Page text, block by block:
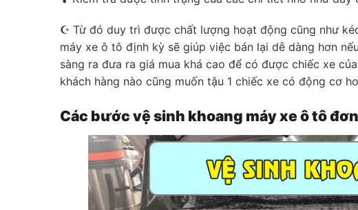
☪ Từ đó duy trì được chất lượng hoạt động cũng như
máy xe ô tô định kỳ sẽ giúp việc bán lại dễ dàng hơn
sàng ra đưa ra giá mua khá cao để có được chiếc xe
khách hàng nào cũng muốn tậu 1 chiếc xe có động cơ
Các bước vệ sinh khoang máy xe ô tô